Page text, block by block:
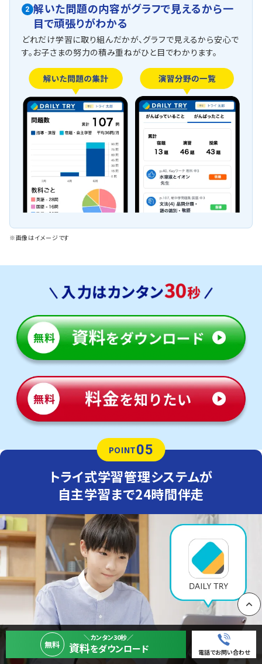
2 解いた問題の内容がグラフで見えるから一
目で頑張りがわかる
どれだけ学習に取り組んだかが、グラフで見えるから安心で
す。お子さまの努力の積み重ねがひと目でわかります。
※画像はイメージです
POINT05
トライ式学習管理システムが
自主学習まで24時間伴走
無料
＼カンタン30秒／
資料をダウンロード 電話でお問い合わせ